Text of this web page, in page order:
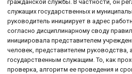
гражданской службы. В частности, он
служащих государственных и
руководитель инициирует в адрес
согласно дисциплинарному своду
инициировала представителем
человек, представителем руководства,
государственным служащим. То, как
проверка, алгоритм ее проведения и